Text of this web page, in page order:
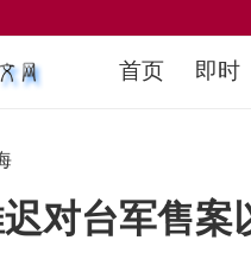
首页 即时
对台军售案